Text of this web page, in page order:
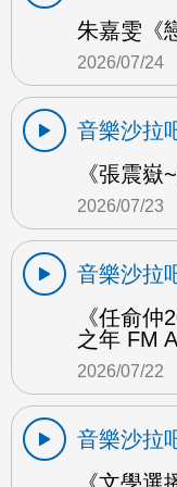
朱嘉雯《
2026/07/24
音樂沙拉
《張震
2026/07/23
音樂沙拉
《任俞
之年 FM
2026/07/22
音樂沙拉